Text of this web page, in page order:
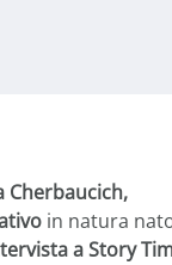
Cherbaucich,
in natura
a Story